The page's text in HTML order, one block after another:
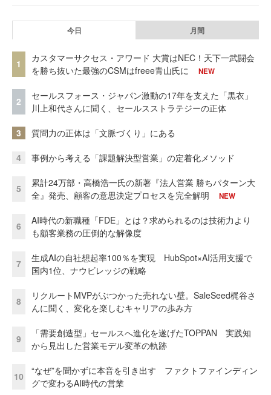
今日 月間
1
カスタマーサクセス・アワード 大賞はNEC！天下一武闘会
を勝ち抜いた最強のCSMはfreee青山氏に
NEW
2
セールスフォース・ジャパン激動の17年を支えた「黒衣」
川上和代さんに聞く、セールスストラテジーの正体
3 質問力の正体は「文脈づくり」にある
4 事例から考える「課題解決型営業」の定着化メソッド
5
累計24万部・高橋浩一氏の新著『法人営業 勝ちパターン大
全』発売、顧客の意思決定プロセスを完全解明
NEW
6
AI時代の新職種「FDE」とは？求められるのは技術力より
も顧客業務の圧倒的な解像度
7
生成AIの自社想起率100％を実現 HubSpot×AI活用支援で
国内1位、ナウビレッジの戦略
8
リクルートMVPがぶつかった売れない壁。SaleSeed梶谷さ
んに聞く、変化を楽しむキャリアの歩み方
9
「需要創造型」セールスへ進化を遂げたTOPPAN 実践知
から見出した営業モデル変革の軌跡
10
“なぜ”を聞かずに本音を引き出す ファクトファインディン
グで変わるAI時代の営業